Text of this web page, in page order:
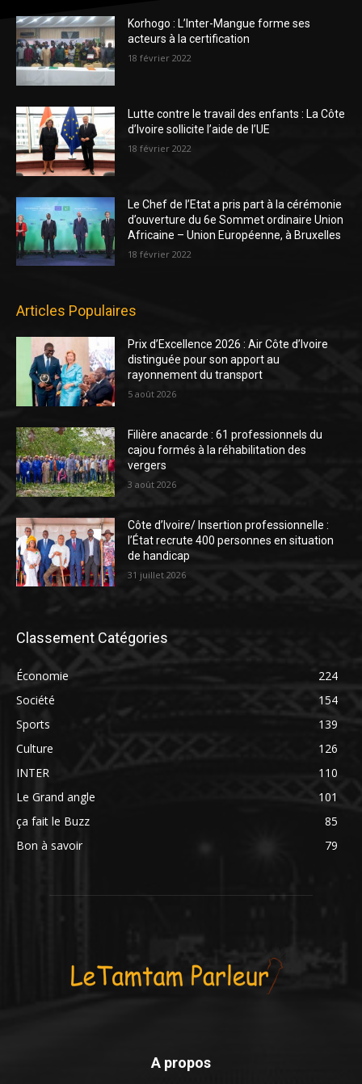
Korhogo : L’Inter-Mangue forme ses
acteurs à la certification
18 février 2022
Lutte contre le travail des enfants : La Côte
d’Ivoire sollicite l’aide de l’UE
18 février 2022
Le Chef de l’Etat a pris part à la cérémonie
d’ouverture du 6e Sommet ordinaire Union
Africaine – Union Européenne, à Bruxelles
18 février 2022
Articles Populaires
Prix d’Excellence 2026 : Air Côte d’Ivoire
distinguée pour son apport au
rayonnement du transport
5 août 2026
Filière anacarde : 61 professionnels du
cajou formés à la réhabilitation des
vergers
3 août 2026
Côte d’Ivoire/ Insertion professionnelle :
l’État recrute 400 personnes en situation
de handicap
31 juillet 2026
Classement Catégories
Économie
224
Société
154
Sports
139
Culture
126
INTER
110
Le Grand angle
101
ça fait le Buzz
85
Bon à savoir
79
A propos